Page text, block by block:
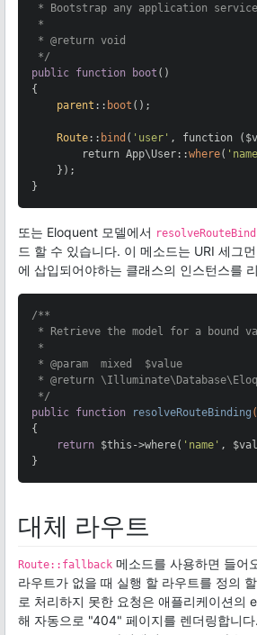
* Bootstrap any application
*
* @return void
*/
public function boot ()
{
parent :: boot ();
Route :: bind ( 'user' , function
        return App\User::
where(
    });
}
또는 Eloquent 모델에서
드 할 수 있습니다. 이 메소드는 URI 세그
에 삽입되어야하는 클래스의 인스턴스를
/**
* Retrieve the model for a bound
*
* @param
  mixed  $value
* @return
*/
public function resolveRouteBinding
{
return $this->where( 'name' ,
}
대체 라우트
Route::fallback 메소드를 사용하면 들어
라우트가 없을 때 실행 할 라우트를 정의
로 처리하지 못한 요청은 애플리케이션의
해 자동으로 "404" 페이지를 렌더링합니